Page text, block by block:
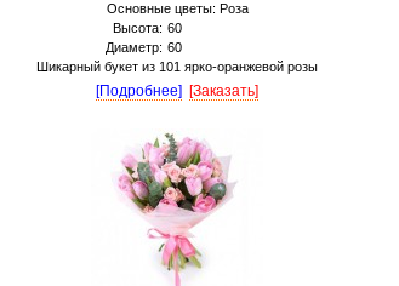
Основные цветы: Роза
Высота: 60
Диаметр: 60
Шикарный букет из 101 ярко-оранжевой розы
[Подробнее] [Заказать]